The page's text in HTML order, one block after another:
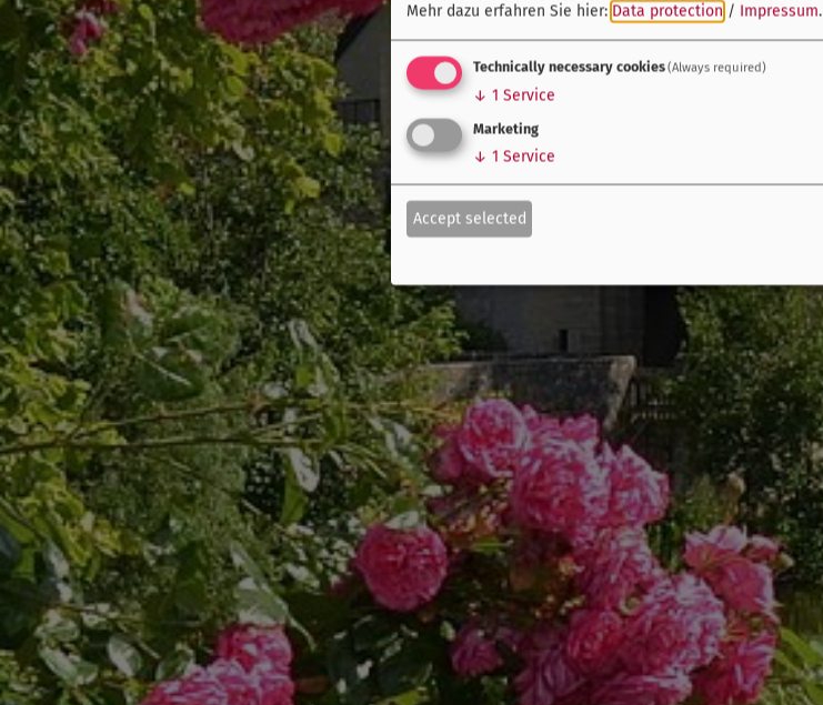
Mehr dazu erfahren Sie hier: Data protection / Impressum.
Technically necessary cookies(Always required)
↓ 1 Service
Marketing
↓ 1 Service
Accept selected